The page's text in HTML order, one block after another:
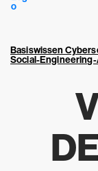
Basiswissen
Social-